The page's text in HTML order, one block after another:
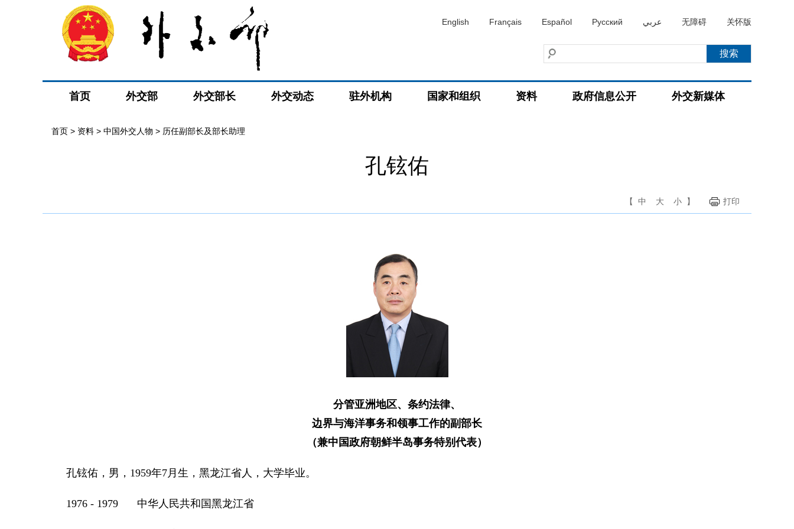
English Français Español Русский عربي 无障碍 关怀版
首页 外交部 外交部长 外交动态 驻外机构 国家和组织 资料 政府信息公开 外交新媒体
首页 > 资料 > 中国外交人物 > 历任副部长及部长助理
孔铉佑
【 中 大 小 】 打印
分管亚洲地区、条约法律、
边界与海洋事务和领事工作的副部长
（兼中国政府朝鲜半岛事务特别代表）
孔铉佑，男，1959年7月生，黑龙江省人，大学毕业。
1976 - 1979 中华人民共和国黑龙江省